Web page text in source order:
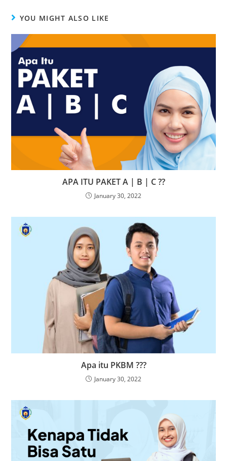
YOU MIGHT ALSO LIKE
APA ITU PAKET A | B | C ??
January 30, 2022
Apa itu PKBM ???
January 30, 2022